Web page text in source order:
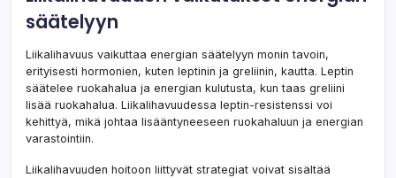
säätelyyn
Liikalihavuus vaikuttaa energian säätelyyn monin tavoin,
erityisesti hormonien, kuten leptinin ja greliinin, kautta. Leptin
säätelee ruokahalua ja energian kulutusta, kun taas greliini
lisää ruokahalua. Liikalihavuudessa leptin-resistenssi voi
kehittyä, mikä johtaa lisääntyneeseen ruokahaluun ja energian
varastointiin.
Liikalihavuuden hoitoon liittyvät strategiat voivat sisältää